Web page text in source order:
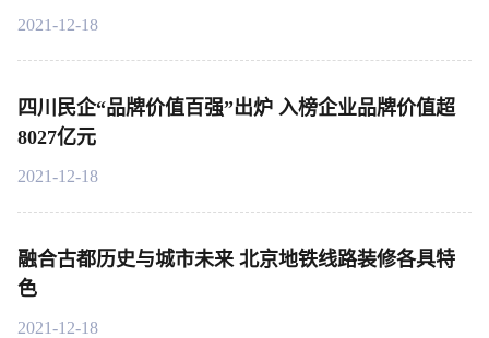
2021-12-18
四川民企“品牌价值百强”出炉 入榜企业品牌价值超
8027亿元
2021-12-18
融合古都历史与城市未来 北京地铁线路装修各具特
色
2021-12-18